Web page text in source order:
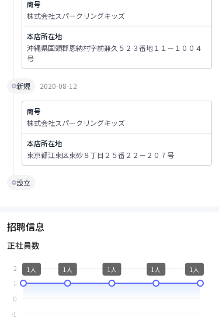
商号
株式会社スパークリングキッズ
本店所在地
沖縄県国頭郡恩納村字前兼久５２３番地１１－１００４
号
新規 2020-08-12
商号
株式会社スパークリングキッズ
本店所在地
東京都江東区東砂８丁目２５番２２－２０７号
設立
招聘信息
正社員数
-1
0
1
2 1人 1人 1人 1人 1人